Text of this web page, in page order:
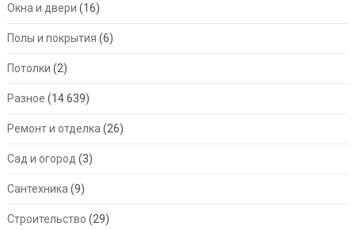
Окна и двери (16)
Полы и покрытия (6)
Потолки (2)
Разное (14 639)
Ремонт и отделка (26)
Сад и огород (3)
Сантехника (9)
Строительство (29)